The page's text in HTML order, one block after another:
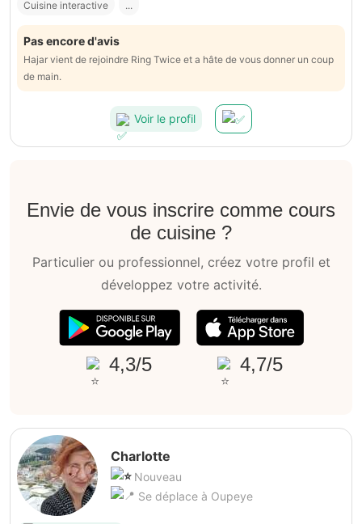
Cuisine interactive ...
Pas encore d'avis
Hajar vient de rejoindre Ring Twice et a hâte de vous donner un coup
de main.
Voir le profil
Envie de vous inscrire comme cours
de cuisine ?
Particulier ou professionnel, créez votre profil et
développez votre activité.
4,3/5 4,7/5
Charlotte
Nouveau
Se déplace à Oupeye